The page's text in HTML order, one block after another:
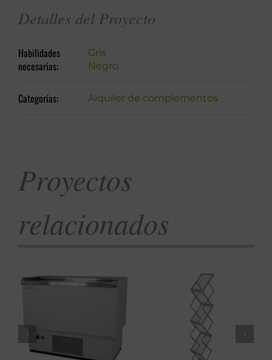
Detalles del Proyecto
Habilidades
necesarias:
Gris
Negro
Categorías: Alquiler de complementos
Proyectos
relacionados